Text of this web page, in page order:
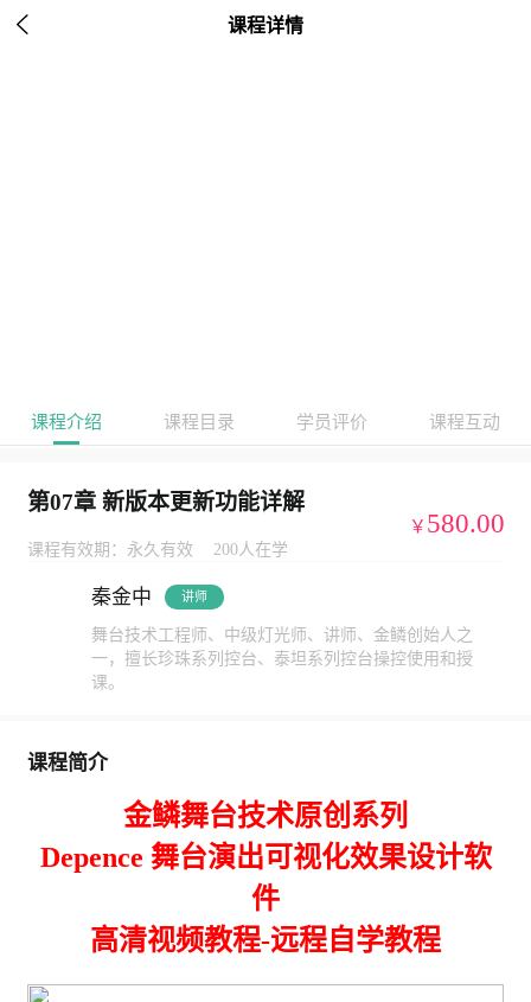
 课程详情
课程介绍 课程目录 学员评价 课程互动
第07章 新版本更新功能详解
课程有效期：永久有效 200人在学
￥ 580.00
秦金中 讲师
舞台技术工程师、中级灯光师、讲师、金鳞创始人之
一，擅长珍珠系列控台、泰坦系列控台操控使用和授
课。
课程简介
金鳞舞台技术原创系列
Depence 舞台演出可视化效果设计软
件
高清视频教程-远程自学教程